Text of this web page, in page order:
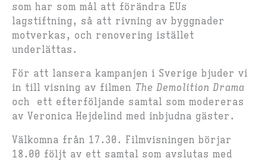
som har som mål att förändra EUs
lagstiftning, så att rivning av byggnader
motverkas, och renovering istället
underlättas.
För att lansera kampanjen i Sverige bjuder vi
in till visning av filmen The Demolition Drama
och ett efterföljande samtal som modereras
av Veronica Hejdelind med inbjudna gäster.
Välkomna från 17.30. Filmvisningen börjar
18.00 följt av ett samtal som avslutas med